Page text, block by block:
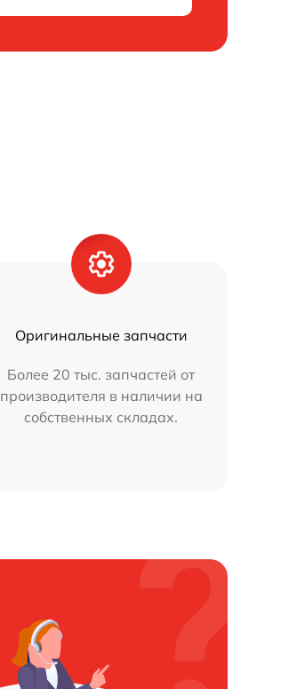
Оригинальные запчасти
Более 20 тыс. запчастей от
производителя в наличии на
собственных складах.